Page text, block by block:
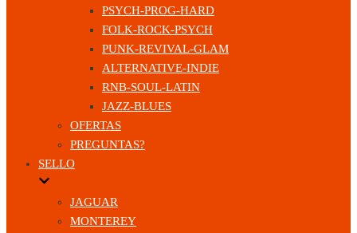
PSYCH-PROG-HARD
FOLK-ROCK-PSYCH
PUNK-REVIVAL-GLAM
ALTERNATIVE-INDIE
RNB-SOUL-LATIN
JAZZ-BLUES
OFERTAS
PREGUNTAS?
SELLO
JAGUAR
MONTEREY